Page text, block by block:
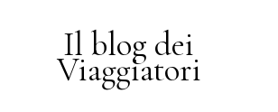
Il blog dei
Viaggiatori